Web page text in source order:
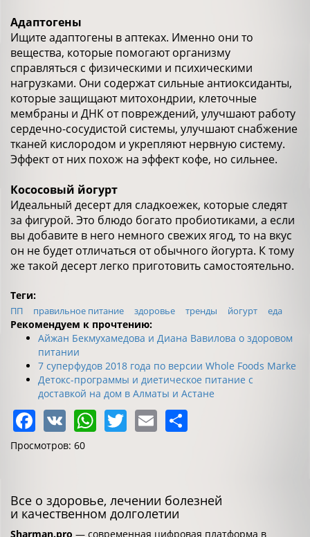
Адаптогены
Ищите адаптогены в аптеках. Именно они то
вещества, которые помогают организму
справляться с физическими и психическими
нагрузками. Они содержат сильные антиоксиданты,
которые защищают митохондрии, клеточные
мембраны и ДНК от повреждений, улучшают работу
сердечно-сосудистой системы, улучшают снабжение
тканей кислородом и укрепляют нервную систему.
Эффект от них похож на эффект кофе, но сильнее.
Кососовый йогурт
Идеальный десерт для сладкоежек, которые следят
за фигурой. Это блюдо богато пробиотиками, а если
вы добавите в него немного свежих ягод, то на вкус
он не будет отличаться от обычного йогурта. К тому
же такой десерт легко приготовить самостоятельно.
Теги:
ПП правильное питание здоровье тренды йогурт еда
Рекомендуем к прочтению:
Айжан Бекмухамедова и Диана Вавилова о здоровом
питании
7 суперфудов 2018 года по версии Whole Foods Marke
Детокс-программы и диетическое питание с
доставкой на дом в Алматы и Астане
Facebook
VK WhatsApp
Twitter
Email
Просмотров: 60
Все о здоровье, лечении болезней
и качественном долголетии
Sharman.pro — современная цифровая платформа в